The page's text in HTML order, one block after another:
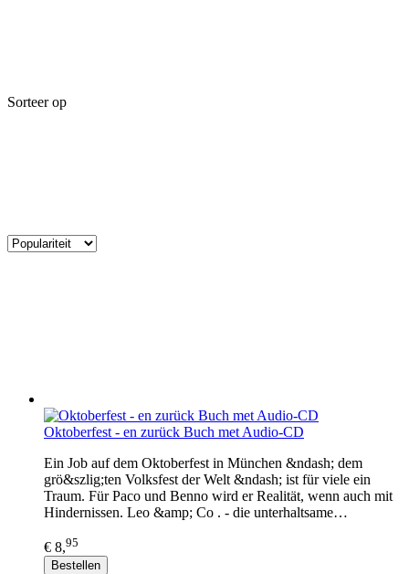
Sorteer op
Oktoberfest - en zurück Buch met Audio-CD
Ein Job auf dem Oktoberfest in München &ndash; dem
grö&szlig;ten Volksfest der Welt &ndash; ist für viele ein
Traum. Für Paco und Benno wird er Realität, wenn auch mit
Hindernissen. Leo &amp; Co . - die unterhaltsame…
€ 8,95
Bestellen